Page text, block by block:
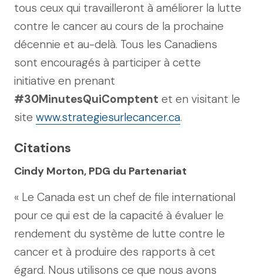
tous ceux qui travailleront à améliorer la lutte
contre le cancer au cours de la prochaine
décennie et au-delà. Tous les Canadiens
sont encouragés à participer à cette
initiative en prenant
#30MinutesQuiComptent et en visitant le
site www.strategiesurlecancer.ca.
Citations
Cindy Morton, PDG du Partenariat
« Le Canada est un chef de file international
pour ce qui est de la capacité à évaluer le
rendement du système de lutte contre le
cancer et à produire des rapports à cet
égard. Nous utilisons ce que nous avons